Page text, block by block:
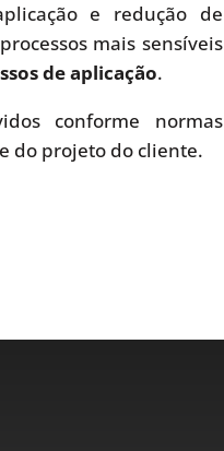
e redução de
mais sensíveis
de aplicação.
conforme normas
do projeto do cliente.